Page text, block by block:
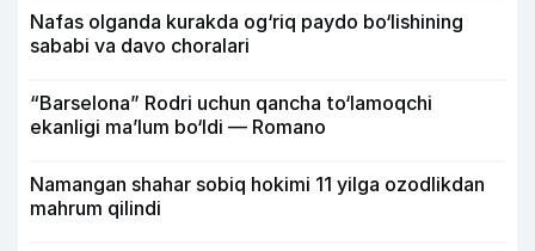
Nafas olganda kurakda og‘riq paydo bo‘lishining
sababi va davo choralari
“Barselona” Rodri uchun qancha to‘lamoqchi
ekanligi ma’lum bo‘ldi — Romano
Namangan shahar sobiq hokimi 11 yilga ozodlikdan
mahrum qilindi